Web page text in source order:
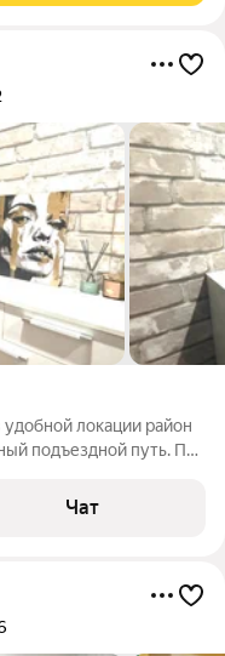
локации район
подъездной путь. Про
мед. центр "Асклепий",
Чат